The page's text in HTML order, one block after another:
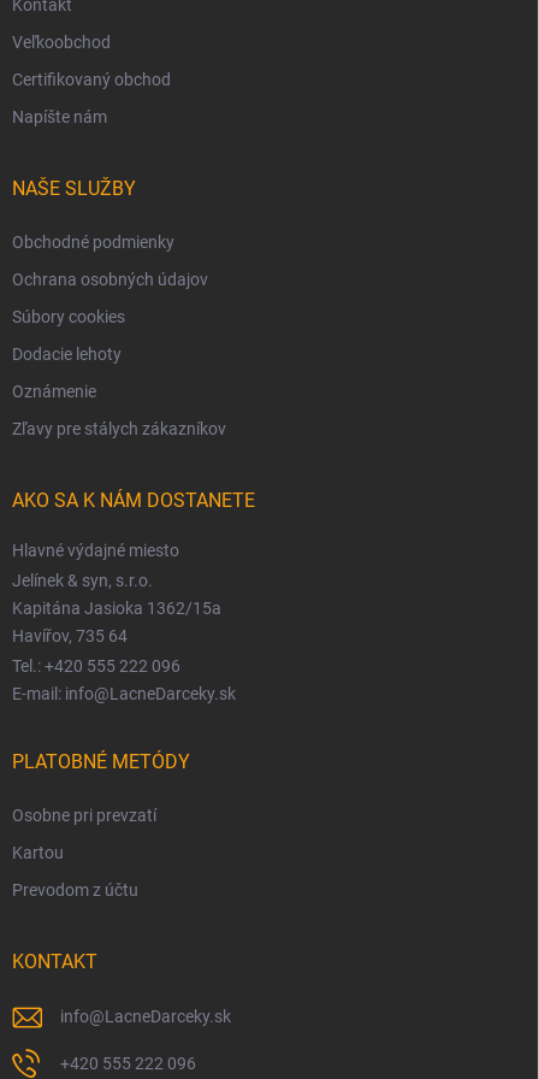
Kontakt
Veľkoobchod
Certifikovaný obchod
Napíšte nám
NAŠE SLUŽBY
Obchodné podmienky
Ochrana osobných údajov
Súbory cookies
Dodacie lehoty
Oznámenie
Zľavy pre stálych zákazníkov
AKO SA K NÁM DOSTANETE
Hlavné výdajné miesto
Jelínek & syn, s.r.o.
Kapitána Jasioka 1362/15a
Havířov, 735 64
Tel.: +420 555 222 096
E-mail: info@LacneDarceky.sk
PLATOBNÉ METÓDY
Osobne pri prevzatí
Kartou
Prevodom z účtu
KONTAKT
info@LacneDarceky.sk
+420 555 222 096